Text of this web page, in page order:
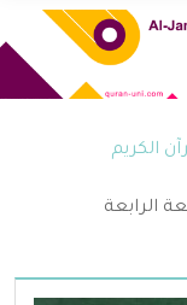
الكريم
الرابعة